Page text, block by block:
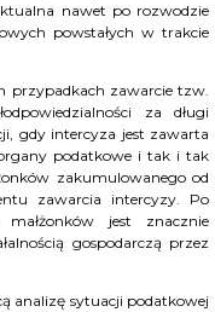
nawet po rozwodzie
powstałych w trakcie
przypadkach zawarcie tzw.
za długi
gdy intercyza jest zawarta
podatkowe i tak i tak
zakumulowanego od
zawarcia intercyzy. Po
jest znacznie
gospodarczą przez
analizę sytuacji podatkowej